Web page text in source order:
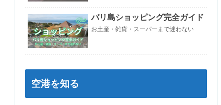
バリ島ショッピング完全ガイド
お土産・雑貨・スーパーまで迷わない
空港を知る